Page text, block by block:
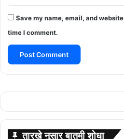
Save my name, email, and
time I comment.
तारखे नुसार बातमी शोधा